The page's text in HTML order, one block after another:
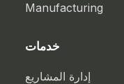
Manufacturing
خدمات
إدارة المشاريع